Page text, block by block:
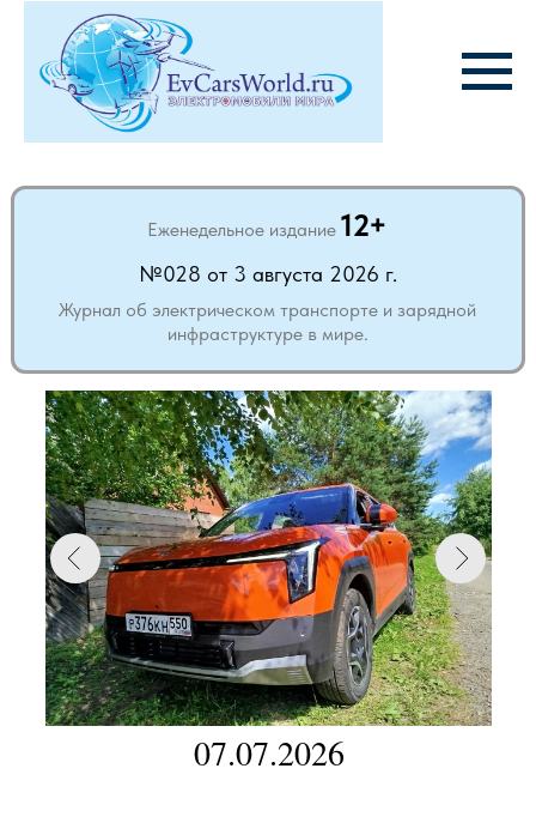
Еженедельное издание 12+
№028 от 3 августа 2026 г.
Журнал об электрическом транспорте и зарядной
инфраструктуре в мире.
07.07.2026
Электромобильный бум:
очереди на зарядках и
ажиотажный спрос на